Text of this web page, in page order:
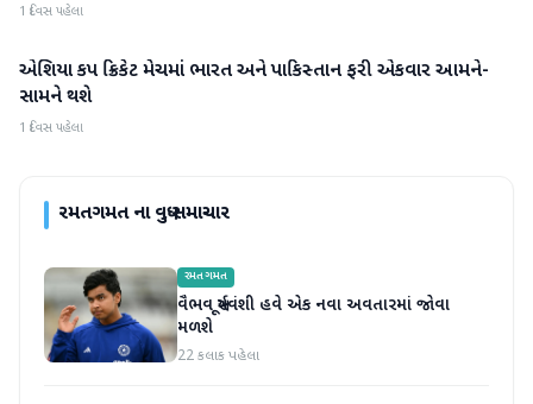
1 દિવસ પહેલા
રમતગમત
એશિયા કપ ક્રિકેટ મેચમાં ભારત અને પાકિસ્તાન ફરી એકવાર આમને-
સામને થશે
1 દિવસ પહેલા
રમતગમતના વધુ સમાચાર
રમતગમત
વૈભવ સૂર્યવંશી હવે એક નવા અવતારમાં જોવા
મળશે
22 કલાક પહેલા